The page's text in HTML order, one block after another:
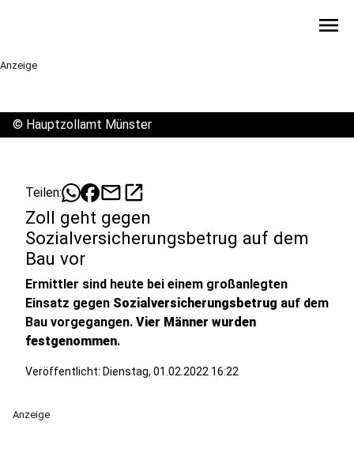
menu
Anzeige
© Hauptzollamt Münster
Teilen: mailopen_in_new
Zoll geht gegen
Sozialversicherungsbetrug auf dem
Bau vor
Ermittler sind heute bei einem großanlegten
Einsatz gegen Sozialversicherungsbetrug auf dem
Bau vorgegangen. Vier Männer wurden
festgenommen.
Veröffentlicht: Dienstag, 01.02.2022 16:22
Anzeige